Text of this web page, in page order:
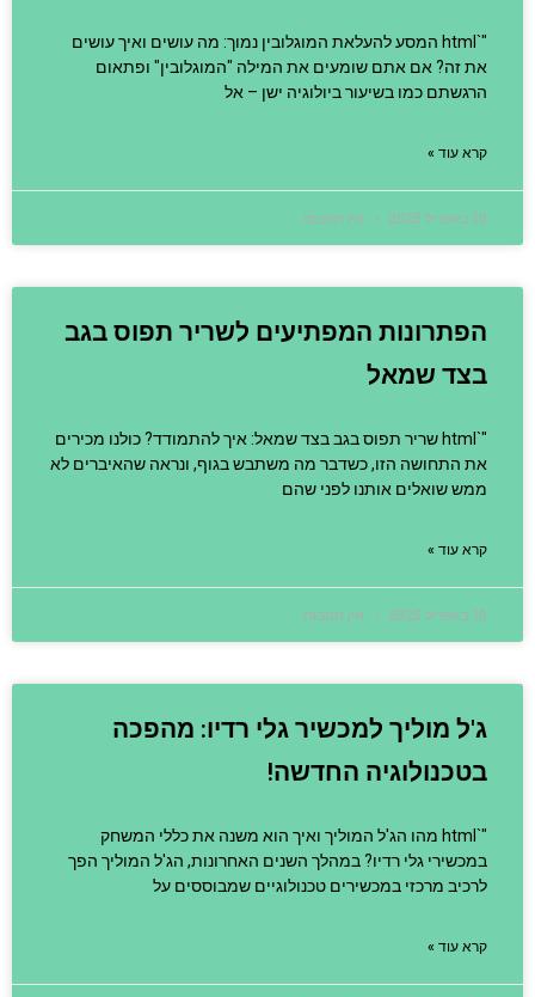
"`html המסע להעלאת המוגלובין נמוך: מה עושים ואיך עושים
את זה? אם אתם שומעים את המילה "המוגלובין" ופתאום
הרגשתם כמו בשיעור ביולוגיה ישן – אל
קרא עוד »
10 באפריל 2025 אין תגובות
הפתרונות המפתיעים לשריר תפוס בגב
בצד שמאל
"`html שריר תפוס בגב בצד שמאל: איך להתמודד? כולנו מכירים
את התחושה הזו, כשדבר מה משתבש בגוף, ונראה שהאיברים לא
ממש שואלים אותנו לפני שהם
קרא עוד »
10 באפריל 2025 אין תגובות
ג'ל מוליך למכשיר גלי רדיו: מהפכה
בטכנולוגיה החדשה!
"`html מהו הג'ל המוליך ואיך הוא משנה את כללי המשחק
במכשירי גלי רדיו? במהלך השנים האחרונות, הג'ל המוליך הפך
לרכיב מרכזי במכשירים טכנולוגיים שמבוססים על
קרא עוד »